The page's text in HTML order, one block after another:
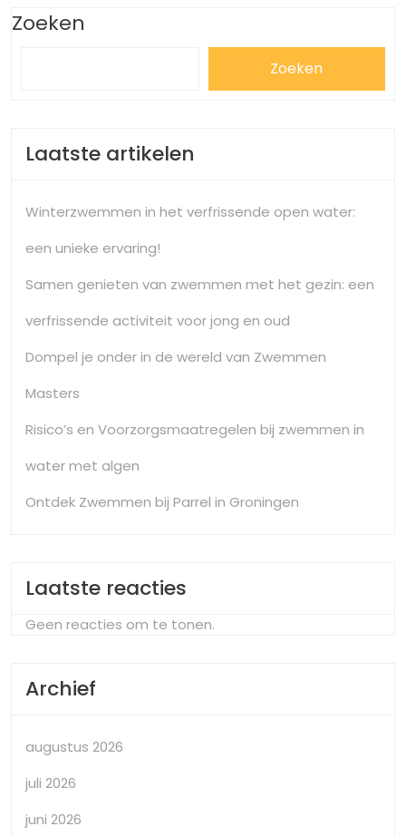
Zoeken
Zoeken
Laatste artikelen
Winterzwemmen in het verfrissende open water:
een unieke ervaring!
Samen genieten van zwemmen met het gezin: een
verfrissende activiteit voor jong en oud
Dompel je onder in de wereld van Zwemmen
Masters
Risico’s en Voorzorgsmaatregelen bij zwemmen in
water met algen
Ontdek Zwemmen bij Parrel in Groningen
Laatste reacties
Geen reacties om te tonen.
Archief
augustus 2026
juli 2026
juni 2026